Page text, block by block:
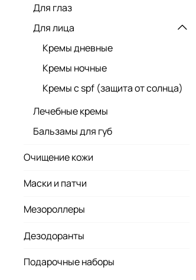
Для глаз
Для лица
Кремы дневные
Кремы ночные
Кремы с spf (защита от солнца)
Лечебные кремы
Бальзамы для губ
Очищение кожи
Маски и патчи
Мезороллеры
Дезодоранты
Подарочные наборы